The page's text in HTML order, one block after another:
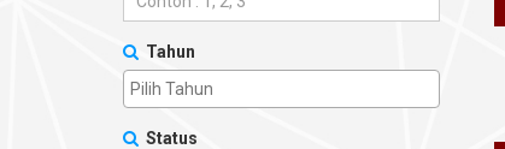
Tahun
Status